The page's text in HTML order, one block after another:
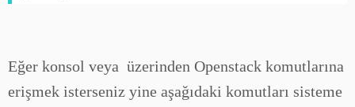
Eğer konsol veya üzerinden Openstack komutlarına
erişmek isterseniz yine aşağıdaki komutları sisteme